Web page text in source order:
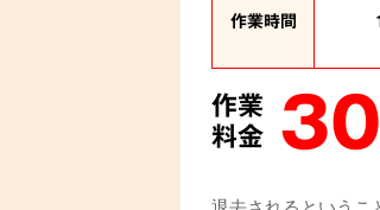
作業時間
作業
料金